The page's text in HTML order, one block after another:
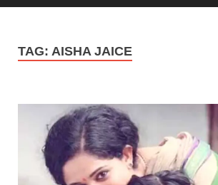
TAG: AISHA JAICE